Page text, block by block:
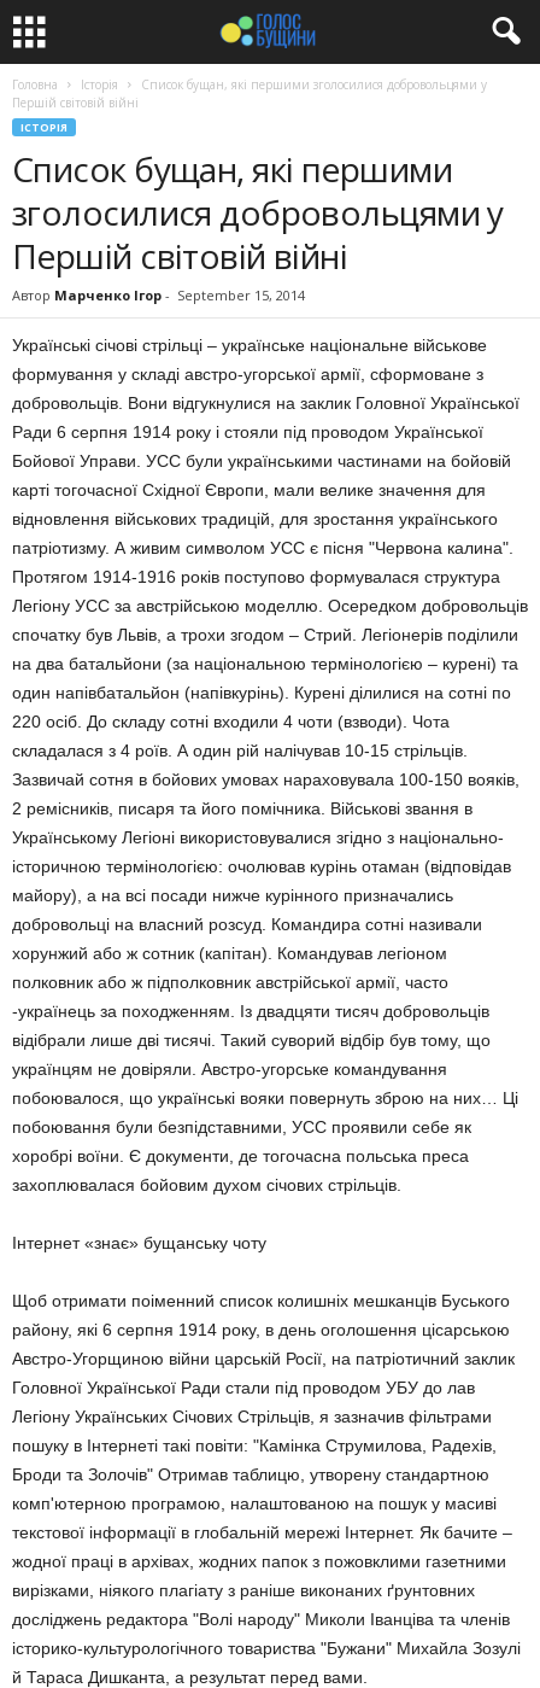
Головна Історія
Список бущан, які першими зголосилися добровольцями у
Першій світовій війні
ІСТОРІЯ
Список бущан, які першими
зголосилися добровольцями у
Першій світовій війні
Автор Марченко Ігор - September 15, 2014
Українські січові стрільці – українське національне військове
формування у складі австро-угорської армії, сформоване з
добровольців. Вони відгукнулися на заклик Головної Української
Ради 6 серпня 1914 року і стояли під проводом Української
Бойової Управи. УСС були українськими частинами на бойовій
карті тогочасної Східної Європи, мали велике значення для
відновлення військових традицій, для зростання українського
патріотизму. А живим символом УСС є пісня "Червона калина".
Протягом 1914-1916 років поступово формувалася структура
Легіону УСС за австрійською моделлю. Осередком добровольців
спочатку був Львів, а трохи згодом – Стрий. Легіонерів поділили
на два батальйони (за національною термінологією – курені) та
один напівбатальйон (напівкурінь). Курені ділилися на сотні по
220 осіб. До складу сотні входили 4 чоти (взводи). Чота
складалася з 4 роїв. А один рій налічував 10-15 стрільців.
Зазвичай сотня в бойових умовах нараховувала 100-150 вояків,
2 ремісників, писаря та його помічника. Військові звання в
Українському Легіоні використовувалися згідно з національно-
історичною термінологією: очолював курінь отаман (відповідав
майору), а на всі посади нижче курінного призначались
добровольці на власний розсуд. Командира сотні називали
хорунжий або ж сотник (капітан). Командував легіоном
полковник або ж підполковник австрійської армії, часто
-українець за походженням. Із двадцяти тисяч добровольців
відібрали лише дві тисячі. Такий суворий відбір був тому, що
українцям не довіряли. Австро-угорське командування
побоювалося, що українські вояки повернуть зброю на них… Ці
побоювання були безпідставними, УСС проявили себе як
хоробрі воїни. Є документи, де тогочасна польська преса
захоплювалася бойовим духом січових стрільців.
Інтернет «знає» бущанську чоту
Щоб отримати поіменний список колишніх мешканців Буського
району, які 6 серпня 1914 року, в день оголошення цісарською
Австро-Угорщиною війни царській Росії, на патріотичний заклик
Головної Української Ради стали під проводом УБУ до лав
Легіону Українських Січових Стрільців, я зазначив фільтрами
пошуку в Інтернеті такі повіти: "Камінка Струмилова, Радехів,
Броди та Золочів" Отримав таблицю, утворену стандартною
комп'ютерною програмою, налаштованою на пошук у масиві
текстової інформації в глобальній мережі Інтернет. Як бачите –
жодної праці в архівах, жодних папок з пожовклими газетними
вирізками, ніякого плагіату з раніше виконаних ґрунтовних
досліджень редактора "Волі народу" Миколи Іванціва та членів
історико-культурологічного товариства "Бужани" Михайла Зозулі
й Тараса Дишканта, а результат перед вами.